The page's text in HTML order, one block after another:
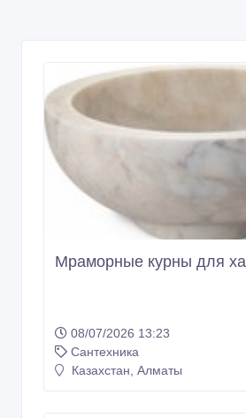
Мраморные курны для
08/07/2026 13:23
Сантехника
Казахстан, Алматы